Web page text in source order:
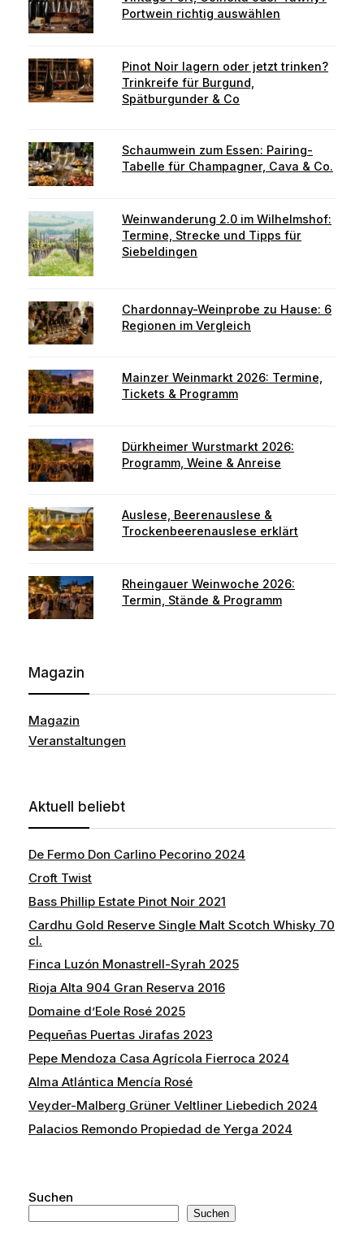
Portwein richtig auswählen
Pinot Noir lagern oder jetzt trinken?
Trinkreife für Burgund,
Spätburgunder & Co
Schaumwein zum Essen: Pairing-
Tabelle für Champagner, Cava & Co.
Weinwanderung 2.0 im Wilhelmshof:
Termine, Strecke und Tipps für
Siebeldingen
Chardonnay-Weinprobe zu Hause: 6
Regionen im Vergleich
Mainzer Weinmarkt 2026: Termine,
Tickets & Programm
Dürkheimer Wurstmarkt 2026:
Programm, Weine & Anreise
Auslese, Beerenauslese &
Trockenbeerenauslese erklärt
Rheingauer Weinwoche 2026:
Termin, Stände & Programm
Magazin
Magazin
Veranstaltungen
Aktuell beliebt
De Fermo Don Carlino Pecorino 2024
Croft Twist
Bass Phillip Estate Pinot Noir 2021
Cardhu Gold Reserve Single Malt Scotch Whisky 70
cl.
Finca Luzón Monastrell-Syrah 2025
Rioja Alta 904 Gran Reserva 2016
Domaine d’Eole Rosé 2025
Pequeñas Puertas Jirafas 2023
Pepe Mendoza Casa Agrícola Fierroca 2024
Alma Atlántica Mencía Rosé
Veyder-Malberg Grüner Veltliner Liebedich 2024
Palacios Remondo Propiedad de Yerga 2024
Suchen
Suchen